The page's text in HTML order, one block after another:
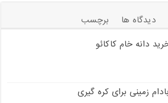
دیدگاه ها
برچسب
دانه خام کاکائو
زمینی برای کره گیری